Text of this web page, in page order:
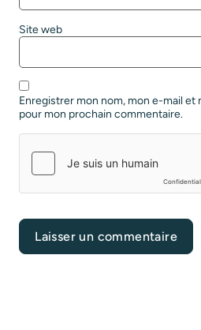
Site web
Enregistrer mon nom, mon e-mail et
pour mon prochain commentaire.